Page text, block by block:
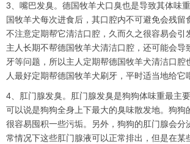
3、嘴巴发臭。德国牧羊犬口臭也是导致其体味
国牧羊犬每次进食后，其口腔内不可避免会残留
不注意定期帮它清洁口腔，久而久之很容易会引
主人长期不帮德国牧羊犬清洁口腔，还可能会导
牙等问题，所以主人定期帮德国牧羊犬清洁口腔
人最好定期帮德国牧羊犬刷牙，平时适当地给它
4、肛门腺发臭。肛门腺发臭是狗狗体味重最主
可以说是狗狗全身上下最大的臭味散发地。狗狗
很容易囤积一些污垢。另外，狗狗的肛门腺会分
常情况下这些肛门腺液可以正常排出，但是在某